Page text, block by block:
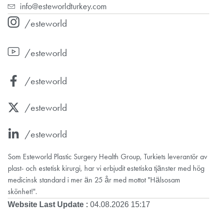
info@esteworldturkey.com
/esteworld
/esteworld
/esteworld
/esteworld
/esteworld
Som Esteworld Plastic Surgery Health Group, Turkiets leverantör av
plast- och estetisk kirurgi, har vi erbjudit estetiska tjänster med hög
medicinsk standard i mer än 25 år med mottot "Hälsosam
skönhet!".
Website Last Update : 04.08.2026 15:17